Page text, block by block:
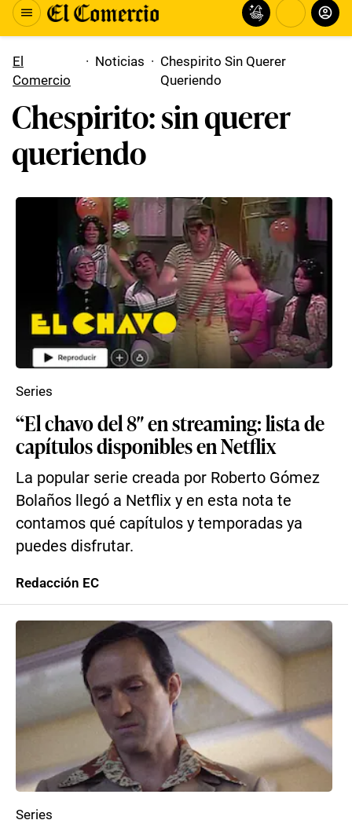
El
Comercio
· Noticias · Chespirito Sin Querer
Queriendo
Chespirito: sin querer
queriendo
“El chavo del 8″ en streaming: lista de
capítulos disponibles en Netflix
La popular serie creada por Roberto Gómez
Bolaños llegó a Netflix y en esta nota te
contamos qué capítulos y temporadas ya
puedes disfrutar.
Series
Redacción EC
Series